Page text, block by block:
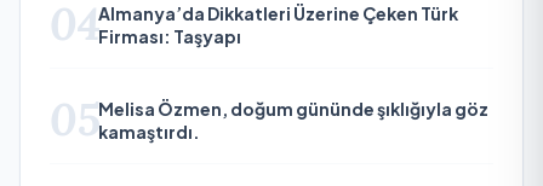
04Almanya’da Dikkatleri Üzerine Çeken Türk
Firması: Taşyapı
05Melisa Özmen, doğum gününde şıklığıyla göz
kamaştırdı.